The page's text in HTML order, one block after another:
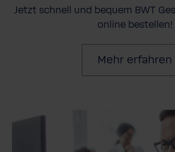
Jetzt schnell und bequem BWT
online bestellen!
Mehr erfahren